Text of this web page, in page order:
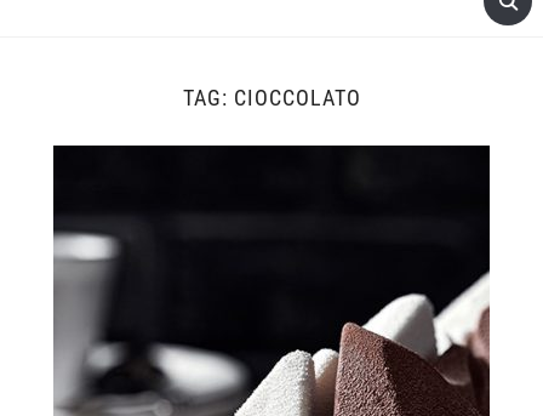
TAG: CIOCCOLATO